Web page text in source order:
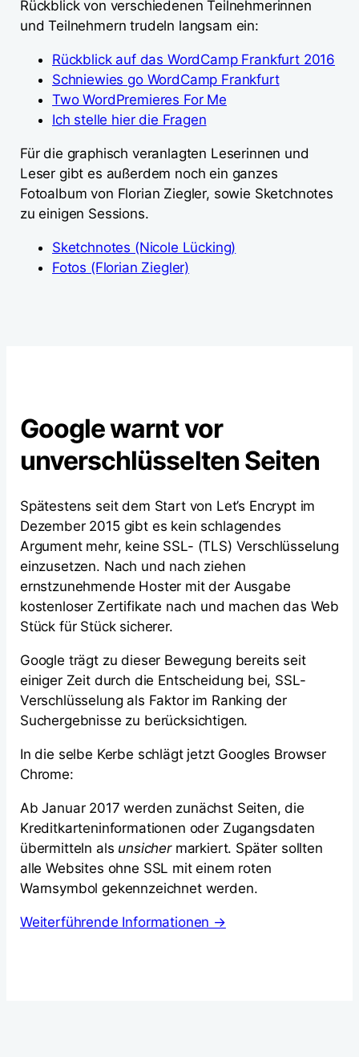
Rückblick von verschiedenen Teilnehmerinnen
und Teilnehmern trudeln langsam ein:
Rückblick auf das WordCamp Frankfurt 2016
Schniewies go WordCamp Frankfurt
Two WordPremieres For Me
Ich stelle hier die Fragen
Für die graphisch veranlagten Leserinnen und
Leser gibt es außerdem noch ein ganzes
Fotoalbum von Florian Ziegler, sowie Sketchnotes
zu einigen Sessions.
Sketchnotes (Nicole Lücking)
Fotos (Florian Ziegler)
Google warnt vor
unverschlüsselten Seiten
Spätestens seit dem Start von Let’s Encrypt im
Dezember 2015 gibt es kein schlagendes
Argument mehr, keine SSL- (TLS) Verschlüsselung
einzusetzen. Nach und nach ziehen
ernstzunehmende Hoster mit der Ausgabe
kostenloser Zertifikate nach und machen das Web
Stück für Stück sicherer.
Google trägt zu dieser Bewegung bereits seit
einiger Zeit durch die Entscheidung bei, SSL-
Verschlüsselung als Faktor im Ranking der
Suchergebnisse zu berücksichtigen.
In die selbe Kerbe schlägt jetzt Googles Browser
Chrome:
Ab Januar 2017 werden zunächst Seiten, die
Kreditkarteninformationen oder Zugangsdaten
übermitteln als unsichermarkiert. Später sollten
alle Websites ohne SSL mit einem roten
Warnsymbol gekennzeichnet werden.
Weiterführende Informationen →